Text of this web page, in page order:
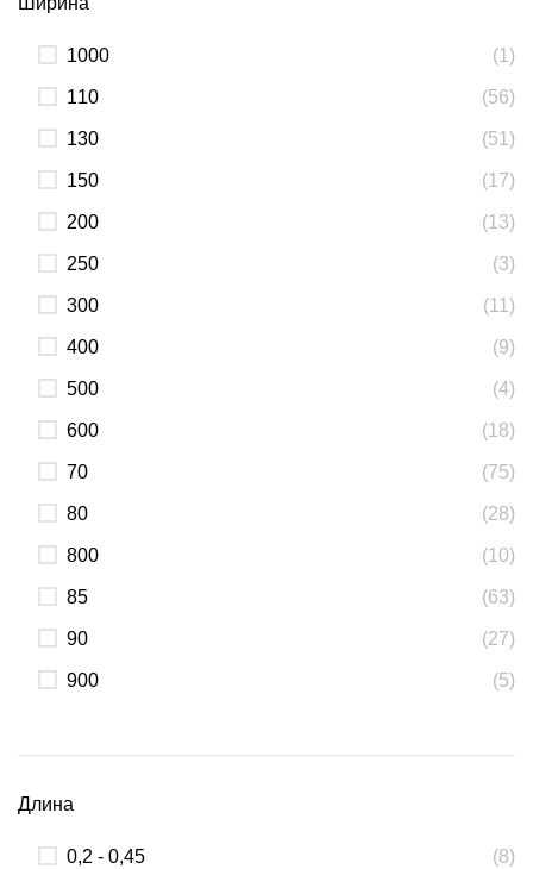
1000 (1)
110 (56)
130 (51)
150 (17)
200 (13)
250 (3)
300 (11)
400 (9)
500 (4)
600 (18)
70 (75)
80 (28)
800 (10)
85 (63)
90 (27)
900 (5)
Длина
0,2 - 0,45 (8)